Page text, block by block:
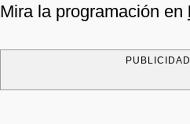
Mira la programación en
PUBLICIDAD